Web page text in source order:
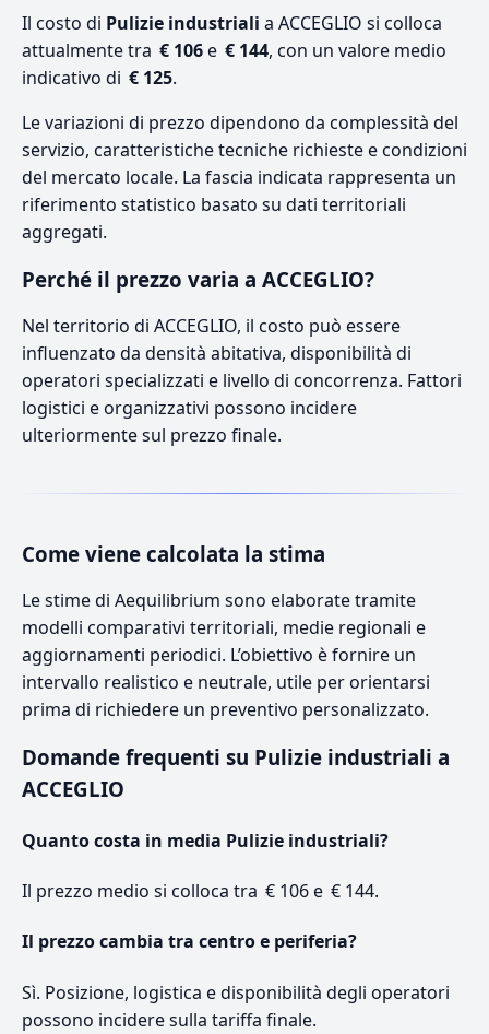
Il costo di Pulizie industriali a ACCEGLIO si colloca
attualmente tra € 106e € 144, con un valore medio
indicativo di € 125.
Le variazioni di prezzo dipendono da complessità del
servizio, caratteristiche tecniche richieste e condizioni
del mercato locale. La fascia indicata rappresenta un
riferimento statistico basato su dati territoriali
aggregati.
Perché il prezzo varia a ACCEGLIO?
Nel territorio di ACCEGLIO, il costo può essere
influenzato da densità abitativa, disponibilità di
operatori specializzati e livello di concorrenza. Fattori
logistici e organizzativi possono incidere
ulteriormente sul prezzo finale.
Come viene calcolata la stima
Le stime di Aequilibrium sono elaborate tramite
modelli comparativi territoriali, medie regionali e
aggiornamenti periodici. L’obiettivo è fornire un
intervallo realistico e neutrale, utile per orientarsi
prima di richiedere un preventivo personalizzato.
Domande frequenti su Pulizie industriali a
ACCEGLIO
Quanto costa in media Pulizie industriali?
Il prezzo medio si colloca tra € 106 e € 144.
Il prezzo cambia tra centro e periferia?
Sì. Posizione, logistica e disponibilità degli operatori
possono incidere sulla tariffa finale.